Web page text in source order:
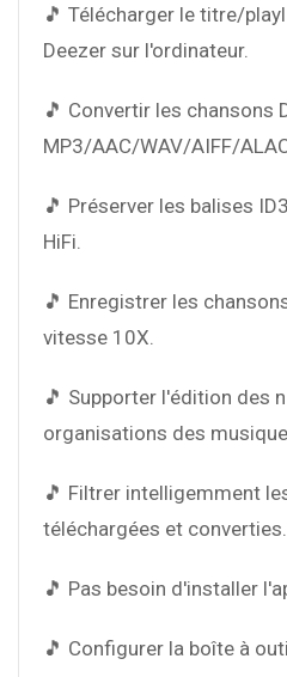
🎵 Télécharger le titre/
Deezer sur l'ordinateur.
🎵 Convertir les chansons
MP3/AAC/WAV/AIFF/
🎵 Préserver les balises
HiFi.
🎵 Enregistrer les
vitesse 10X.
🎵 Supporter l'édition des
organisations des
🎵 Filtrer intelligemment
téléchargées et converties.
🎵 Pas besoin d'installer
🎵 Configurer la boîte à